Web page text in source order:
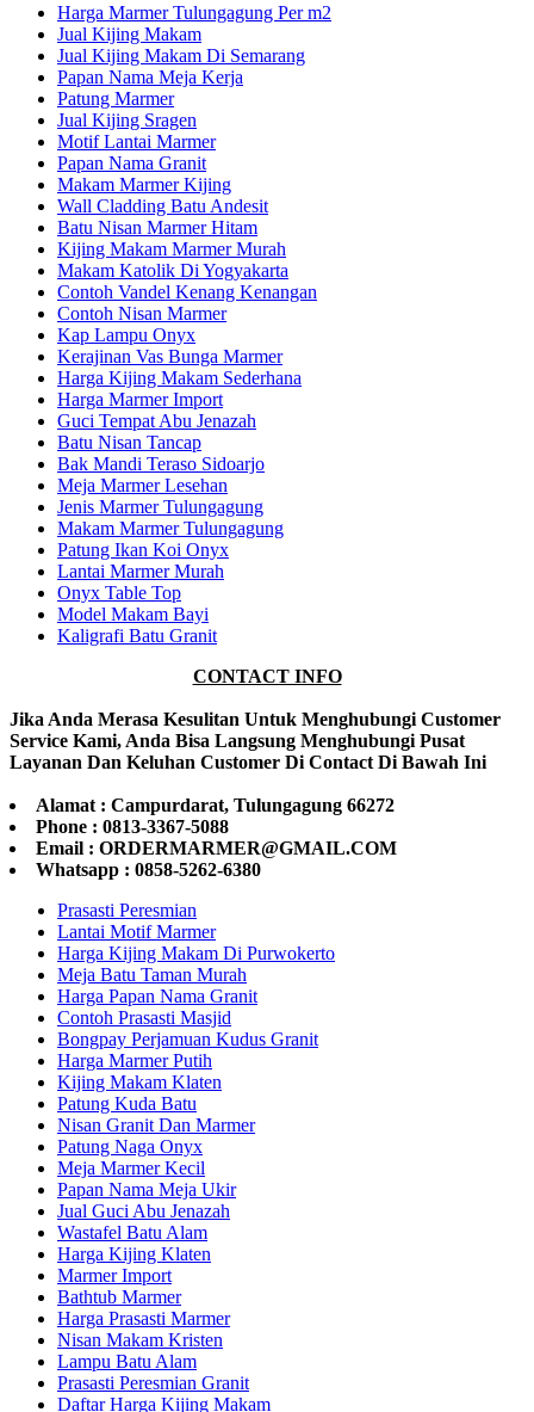
Harga Marmer Tulungagung Per m2
Jual Kijing Makam
Jual Kijing Makam Di Semarang
Papan Nama Meja Kerja
Patung Marmer
Jual Kijing Sragen
Motif Lantai Marmer
Papan Nama Granit
Makam Marmer Kijing
Wall Cladding Batu Andesit
Batu Nisan Marmer Hitam
Kijing Makam Marmer Murah
Makam Katolik Di Yogyakarta
Contoh Vandel Kenang Kenangan
Contoh Nisan Marmer
Kap Lampu Onyx
Kerajinan Vas Bunga Marmer
Harga Kijing Makam Sederhana
Harga Marmer Import
Guci Tempat Abu Jenazah
Batu Nisan Tancap
Bak Mandi Teraso Sidoarjo
Meja Marmer Lesehan
Jenis Marmer Tulungagung
Makam Marmer Tulungagung
Patung Ikan Koi Onyx
Lantai Marmer Murah
Onyx Table Top
Model Makam Bayi
Kaligrafi Batu Granit
CONTACT INFO
Jika Anda Merasa Kesulitan Untuk Menghubungi Customer
Service Kami, Anda Bisa Langsung Menghubungi Pusat
Layanan Dan Keluhan Customer Di Contact Di Bawah Ini
Alamat : Campurdarat, Tulungagung 66272
Phone : 0813-3367-5088
Email : ORDERMARMER@GMAIL.COM
Whatsapp : 0858-5262-6380
Prasasti Peresmian
Lantai Motif Marmer
Harga Kijing Makam Di Purwokerto
Meja Batu Taman Murah
Harga Papan Nama Granit
Contoh Prasasti Masjid
Bongpay Perjamuan Kudus Granit
Harga Marmer Putih
Kijing Makam Klaten
Patung Kuda Batu
Nisan Granit Dan Marmer
Patung Naga Onyx
Meja Marmer Kecil
Papan Nama Meja Ukir
Jual Guci Abu Jenazah
Wastafel Batu Alam
Harga Kijing Klaten
Marmer Import
Bathtub Marmer
Harga Prasasti Marmer
Nisan Makam Kristen
Lampu Batu Alam
Prasasti Peresmian Granit
Daftar Harga Kijing Makam